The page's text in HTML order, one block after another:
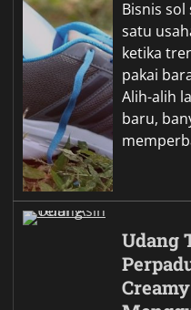
Bisnis
satu
ketika
pakai
Alih-alih
baru,
Udang